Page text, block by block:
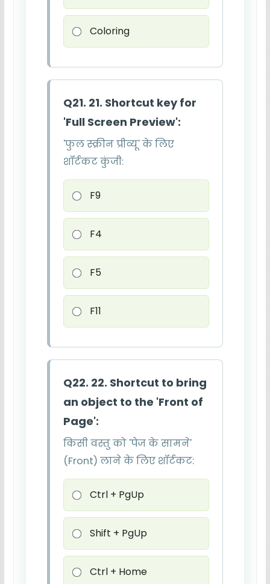
Coloring
Q21. 21. Shortcut key for
'Full Screen Preview':
'फुल स्क्रीन प्रीव्यू' के लिए
शॉर्टकट कुंजी:
F9
F4
F5
F11
Q22. 22. Shortcut to bring
an object to the 'Front of
Page':
किसी वस्तु को 'पेज के सामने'
(Front) लाने के लिए शॉर्टकट:
Ctrl + PgUp
Shift + PgUp
Ctrl + Home